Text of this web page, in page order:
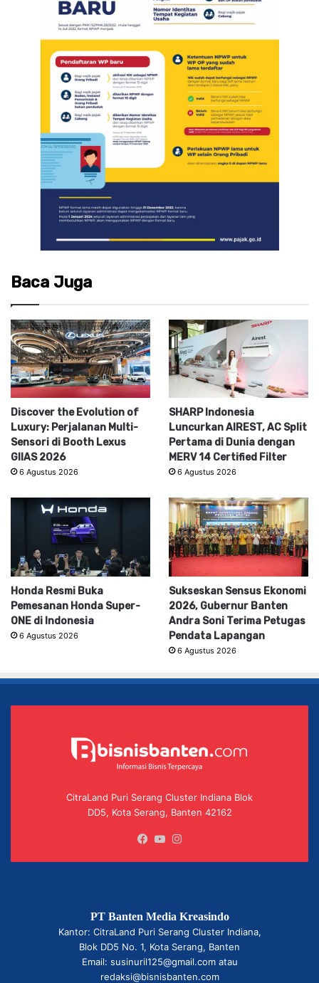
Baca Juga
Discover the Evolution of
Luxury: Perjalanan Multi-
Sensori di Booth Lexus
GIIAS 2026
6 Agustus 2026
SHARP Indonesia
Luncurkan AIREST, AC Split
Pertama di Dunia dengan
MERV 14 Certified Filter
6 Agustus 2026
Honda Resmi Buka
Pemesanan Honda Super-
ONE di Indonesia
6 Agustus 2026
Sukseskan Sensus Ekonomi
2026, Gubernur Banten
Andra Soni Terima Petugas
Pendata Lapangan
6 Agustus 2026
CitraLand Puri Serang Cluster Indiana Blok
DD5, Kota Serang, Banten 42162
Facebook
YouTube
PT Banten Media Kreasindo
Kantor: CitraLand Puri Serang Cluster Indiana,
Blok DD5 No. 1, Kota Serang, Banten
Email: susinuril125@gmail.com atau
redaksi@bisnisbanten.com